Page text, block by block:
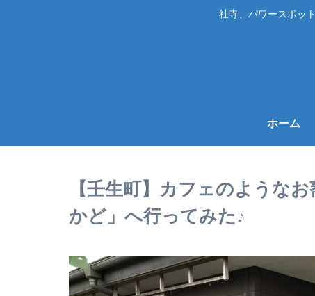
社寺、パワースポッ
ホーム
【壬生町】カフェのような
かど」へ行ってみた♪